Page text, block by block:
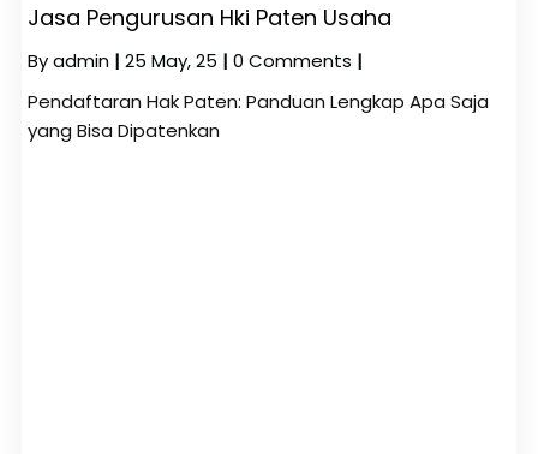
Jasa Pengurusan Hki Paten Usaha
Byadmin | 25 May, 25 | 0 Comments |
Pendaftaran Hak Paten: Panduan Lengkap Apa Saja
yang Bisa Dipatenkan